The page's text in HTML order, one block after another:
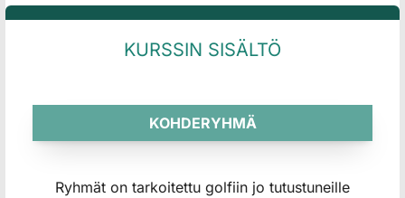
KURSSIN SISÄLTÖ
KOHDERYHMÄ
Ryhmät on tarkoitettu golfiin jo tutustuneille